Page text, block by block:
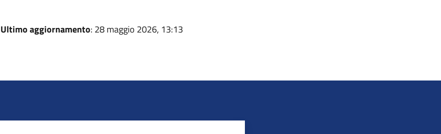
Ultimo aggiornamento: 28 maggio 2026, 13:13